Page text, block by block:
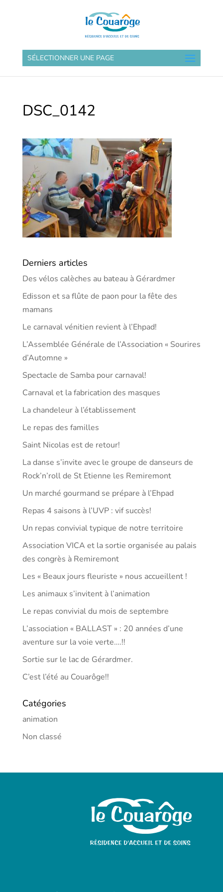
SÉLECTIONNER UNE PAGE
DSC_0142
Derniers articles
Des vélos calèches au bateau à Gérardmer
Edisson et sa flûte de paon pour la fête des
mamans
Le carnaval vénitien revient à l’Ehpad!
L’Assemblée Générale de l’Association « Sourires
d’Automne »
Spectacle de Samba pour carnaval!
Carnaval et la fabrication des masques
La chandeleur à l’établissement
Le repas des familles
Saint Nicolas est de retour!
La danse s’invite avec le groupe de danseurs de
Rock’n’roll de St Etienne les Remiremont
Un marché gourmand se prépare à l’Ehpad
Repas 4 saisons à l’UVP : vif succès!
Un repas convivial typique de notre territoire
Association VICA et la sortie organisée au palais
des congrès à Remiremont
Les « Beaux jours fleuriste » nous accueillent !
Les animaux s’invitent à l’animation
Le repas convivial du mois de septembre
L’association « BALLAST » : 20 années d’une
aventure sur la voie verte….!!
Sortie sur le lac de Gérardmer.
C’est l’été au Couarôge!!
Catégories
animation
Non classé